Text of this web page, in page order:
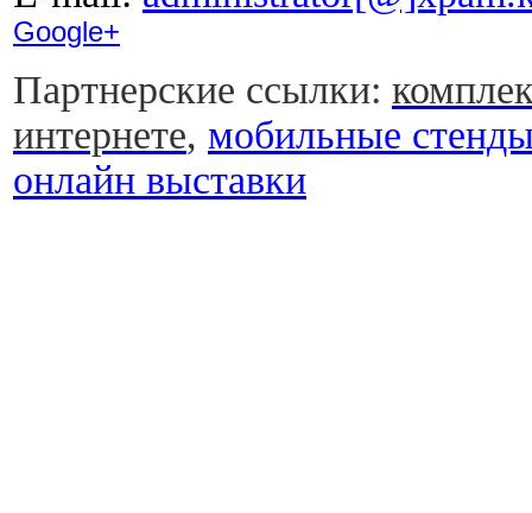
Google+
Партнерские ссылки:
интернете, мобильные
онлайн выставки